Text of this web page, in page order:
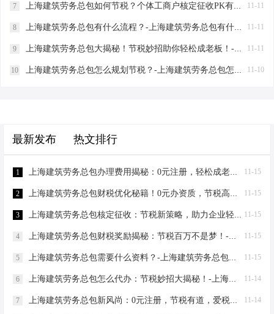
11-11
7 上海建筑劳务总包如何节税？个体工商户核定征收PK有限公司-上海建筑劳务总包如何节税
11-11
8 上海建筑劳务总包有什么流程？-上海建筑劳务总包有什么流程
11-11
9 上海建筑劳务总包大揭秘！节税妙招助你轻松成老板！-上海建筑劳务总包有什么要求
11-10
10 上海建筑劳务总包怎么规划节税？-上海建筑劳务总包怎么规划节税
最新发布 热文排行
11-15
1 上海建筑劳务总包办理费用揭秘：0元注册，轻松成老板！-上海建筑劳务总包办理费用
11-15
2 上海建筑劳务总包财税优化秘籍！0元办资质，节税高达80%-上海建筑劳务总包财税优化
11-15
3 上海建筑劳务总包核定征收：节税新策略，助力企业轻装上阵！-上海建筑劳务总包核定征收
11-15
4 上海建筑劳务总包财税奖励揭秘：节税百万不是梦！-上海建筑劳务总包财税奖励
11-15
5 上海建筑劳务总包需要什么资料？-上海建筑劳务总包需要什么资料
11-14
6 上海建筑劳务总包怎么代办：节税妙招大揭秘！-上海建筑劳务总包怎么代办
11-14
7 上海建筑劳务总包新风尚：0元注册，节税有道，爱税宝助力企业轻装上阵！-上海建筑劳务总包需要到场吗？